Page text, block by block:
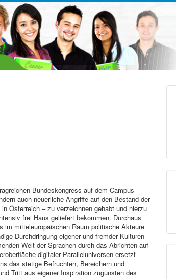
Bundeskongress auf dem Campus
auch neuerliche Angriffe auf den Bestand der
Österreich – zu verzeichnen gehabt und hierzu
frei Haus geliefert bekommen. Durchaus
im mitteleuropäischen Raum politische Akteure
Durchdringung eigener und fremder Kulturen
Welt der Sprachen durch das Abrichten auf
digitaler Paralleluniversen ersetzt
das stetige Befruchten, Bereichern und
Tritt aus eigener Inspiration zugunsten des